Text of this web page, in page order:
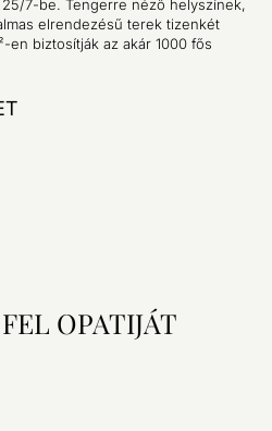
7-be. Tengerre néző helyszínek,
elrendezésű terek tizenkét
en biztosítják az akár 1000 fős
OPATIJÁT